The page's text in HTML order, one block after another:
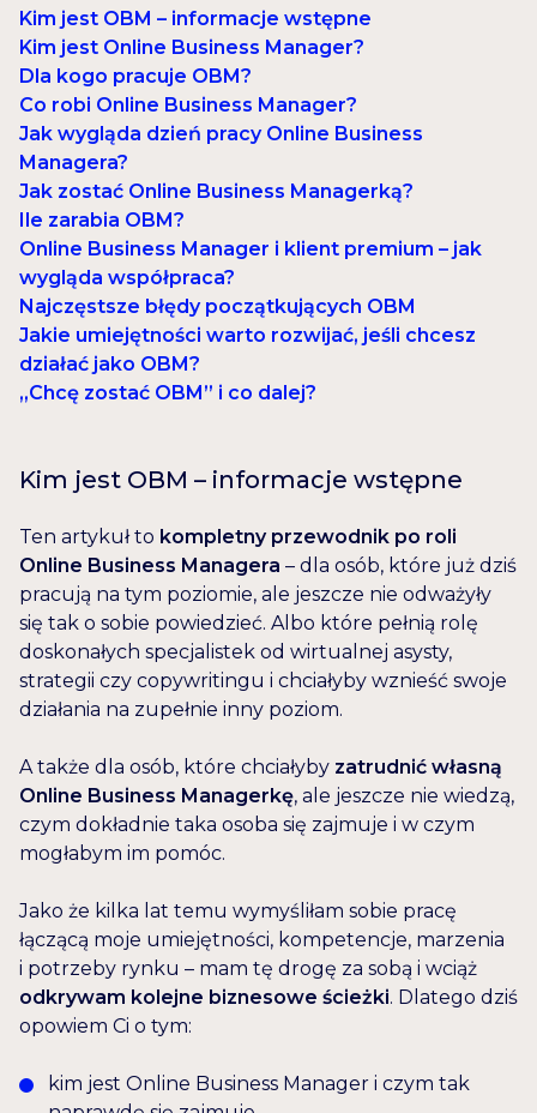
Kim jest OBM – informacje wstępne
Kim jest Online Business Manager?
Dla kogo pracuje OBM?
Co robi Online Business Manager?
Jak wygląda dzień pracy Online Business
Managera?
Jak zostać Online Business Managerką?
Ile zarabia OBM?
Online Business Manager i klient premium – jak
wygląda współpraca?
Najczęstsze błędy początkujących OBM
Jakie umiejętności warto rozwijać, jeśli chcesz
działać jako OBM?
„Chcę zostać OBM” i co dalej?
Kim jest OBM – informacje wstępne
Ten artykuł to kompletny przewodnik po roli
Online Business Managera – dla osób, które już dziś
pracują na tym poziomie, ale jeszcze nie odważyły
się tak o sobie powiedzieć. Albo które pełnią rolę
doskonałych specjalistek od wirtualnej asysty,
strategii czy copywritingu i chciałyby wznieść swoje
działania na zupełnie inny poziom.
A także dla osób, które chciałyby zatrudnić własną
Online Business Managerkę, ale jeszcze nie wiedzą,
czym dokładnie taka osoba się zajmuje i w czym
mogłabym im pomóc.
Jako że kilka lat temu wymyśliłam sobie pracę
łączącą moje umiejętności, kompetencje, marzenia
i potrzeby rynku – mam tę drogę za sobą i wciąż
odkrywam kolejne biznesowe ścieżki. Dlatego dziś
opowiem Ci o tym:
kim jest Online Business Manager i czym tak